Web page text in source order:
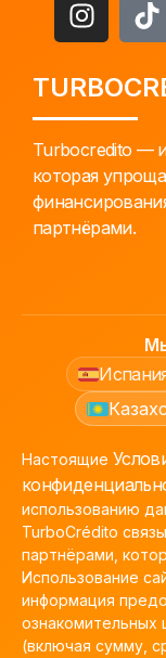
Turbocredito —
которая
партнёрами.
Настоящие
использованию
TurboCrédito
партнёрами,
Использование
информация
ознакомительных
(включая сумму,